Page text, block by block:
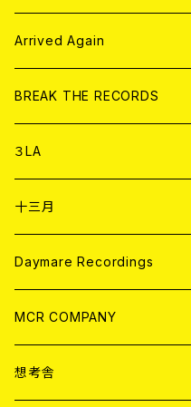
アパレル
書籍
DIGITAL CONTENTS
CD
アナログ
Arrived Again
CD
アナログ
BREAK THE RECORDS
CD
ANALOG
アパレル
３LA
CD
ANALOG
十三月
CD
ANALOG
Daymare Recordings
CD
ANALOG
MCR COMPANY
CD
想考舎